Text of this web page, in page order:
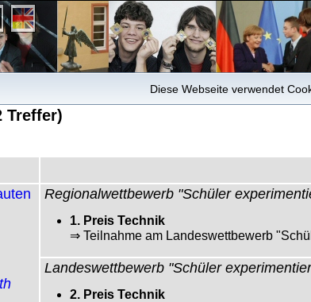
Diese Webseite verwendet
Treffer)
Regionalwettbewerb "Schüler
1. Preis Technik
⇒ Teilnahme am Landeswettbewerb
Landeswettbewerb "Schüler
2. Preis Technik